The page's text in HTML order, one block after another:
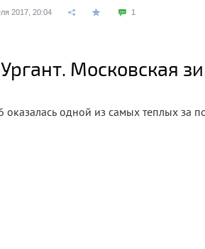
2017, 20:04 1
Московская
одной из самых теплых за